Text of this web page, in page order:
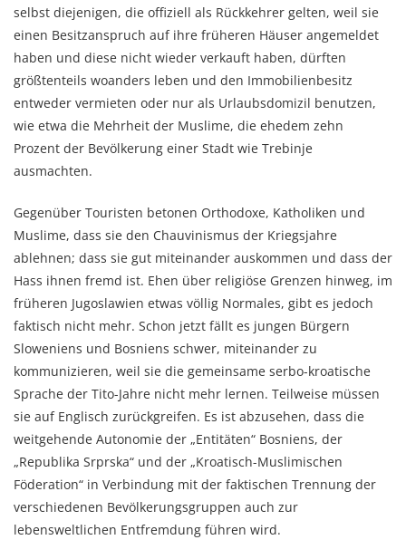
selbst diejenigen, die offiziell als Rückkehrer gelten, weil sie
einen Besitzanspruch auf ihre früheren Häuser angemeldet
haben und diese nicht wieder verkauft haben, dürften
größtenteils woanders leben und den Immobilienbesitz
entweder vermieten oder nur als Urlaubsdomizil benutzen,
wie etwa die Mehrheit der Muslime, die ehedem zehn
Prozent der Bevölkerung einer Stadt wie Trebinje
ausmachten.
Gegenüber Touristen betonen Orthodoxe, Katholiken und
Muslime, dass sie den Chauvinismus der Kriegsjahre
ablehnen; dass sie gut miteinander auskommen und dass der
Hass ihnen fremd ist. Ehen über religiöse Grenzen hinweg, im
früheren Jugoslawien etwas völlig Normales, gibt es jedoch
faktisch nicht mehr. Schon jetzt fällt es jungen Bürgern
Sloweniens und Bosniens schwer, miteinander zu
kommunizieren, weil sie die gemeinsame serbo-kroatische
Sprache der Tito-Jahre nicht mehr lernen. Teilweise müssen
sie auf Englisch zurückgreifen. Es ist abzusehen, dass die
weitgehende Autonomie der „Entitäten“ Bosniens, der
„Republika Srprska“ und der „Kroatisch-Muslimischen
Föderation“ in Verbindung mit der faktischen Trennung der
verschiedenen Bevölkerungsgruppen auch zur
lebensweltlichen Entfremdung führen wird.